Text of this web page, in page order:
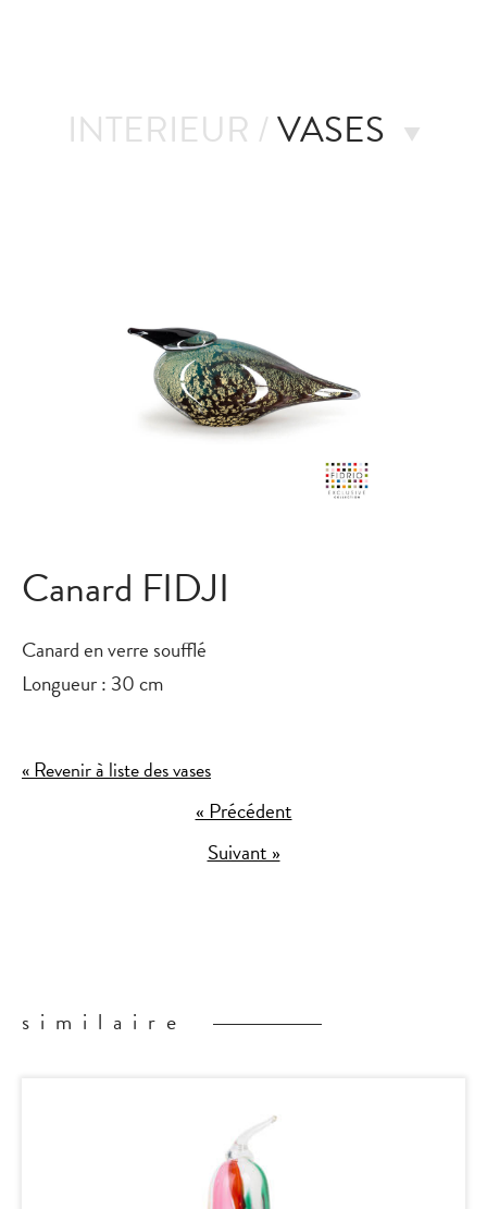
INTERIEUR /VASES
Canard FIDJI
Canard en verre soufflé
Longueur : 30 cm
« Revenir à liste des vases
« Précédent
Suivant »
similaire